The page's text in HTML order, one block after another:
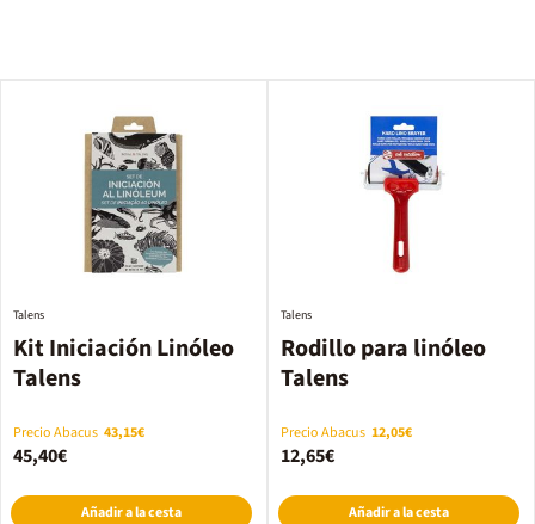
Kit Iniciación Linóleo
Talens
Talens
Precio Abacus 43,15€
45,40€
Añadir a la cesta
Rodillo para linóleo
Talens
Talens
Precio Abacus 12,05€
12,65€
Añadir a la cesta